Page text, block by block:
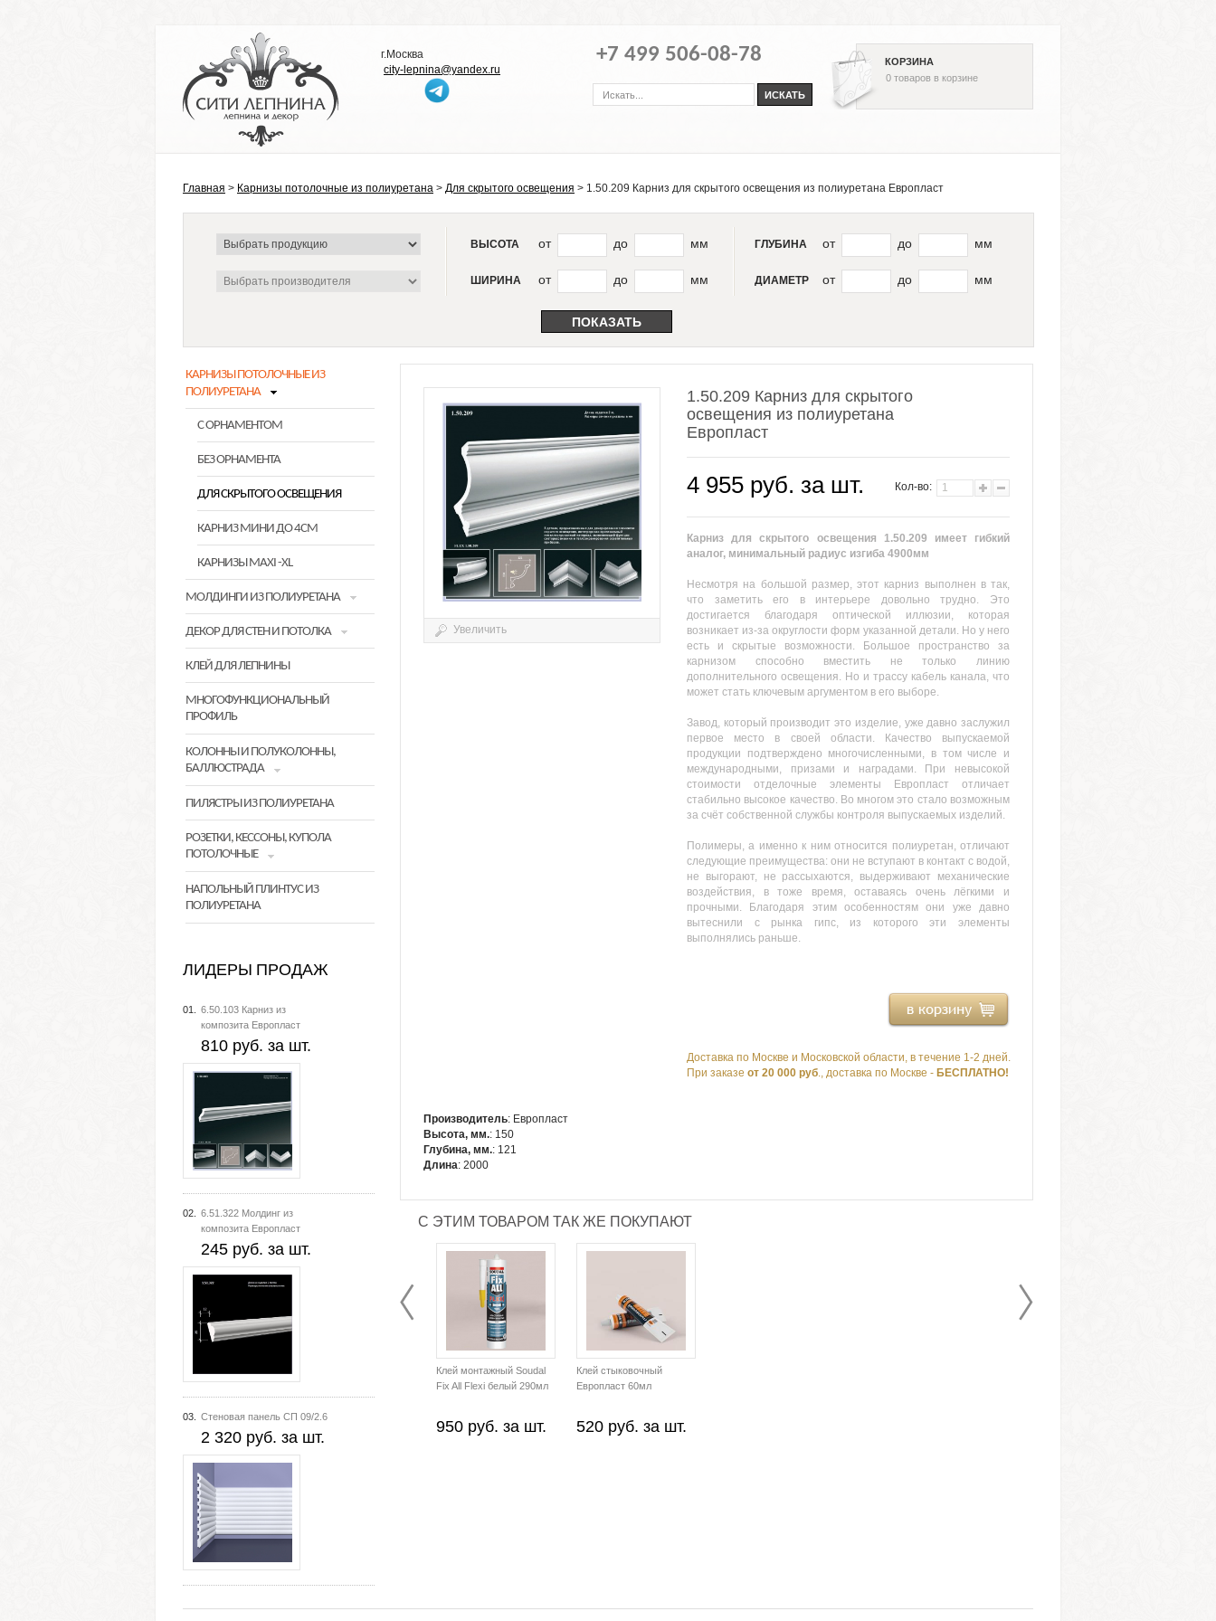
+7 499 506-08-78
КОРЗИНА
0 товаров в корзине
г.Москва
city-lepnina@yandex.ru
Главная > Карнизы потолочные из полиуретана > Для скрытого освещения > 1.50.209 Карниз для скрытого освещения из полиуретана Европласт
ВЫСОТА от до мм
ШИРИНА от до мм
ГЛУБИНА от до мм
ДИАМЕТР от до мм
КАРНИЗЫ ПОТОЛОЧНЫЕ ИЗ
ПОЛИУРЕТАНА
С ОРНАМЕНТОМ
БЕЗ ОРНАМЕНТА
ДЛЯ СКРЫТОГО ОСВЕЩЕНИЯ
КАРНИЗ МИНИ ДО 4СМ
КАРНИЗЫ MAXI -XL
МОЛДИНГИ ИЗ ПОЛИУРЕТАНА
ДЕКОР ДЛЯ СТЕН И ПОТОЛКА
КЛЕЙ ДЛЯ ЛЕПНИНЫ
МНОГОФУНКЦИОНАЛЬНЫЙ
ПРОФИЛЬ
КОЛОННЫ И ПОЛУКОЛОННЫ,
БАЛЛЮСТРАДА
ПИЛЯСТРЫ ИЗ ПОЛИУРЕТАНА
РОЗЕТКИ, КЕССОНЫ, КУПОЛА
ПОТОЛОЧНЫЕ
НАПОЛЬНЫЙ ПЛИНТУС ИЗ
ПОЛИУРЕТАНА
ЛИДЕРЫ ПРОДАЖ
01.
6.50.103 Карниз из
композита Европласт
810 руб. за шт.
02.
6.51.322 Молдинг из
композита Европласт
245 руб. за шт.
03. Стеновая панель СП 09/2.6
2 320 руб. за шт.
Увеличить
1.50.209 Карниз для скрытого
освещения из полиуретана
Европласт
Кол-во:
4 955 руб. за шт.
Карниз для скрытого освещения 1.50.209 имеет гибкий
аналог, минимальный радиус изгиба 4900мм
Несмотря на большой размер, этот карниз выполнен в так,
что заметить его в интерьере довольно трудно. Это
достигается благодаря оптической иллюзии, которая
возникает из-за округлости форм указанной детали. Но у него
есть и скрытые возможности. Большое пространство за
карнизом способно вместить не только линию
дополнительного освещения. Но и трассу кабель канала, что
может стать ключевым аргументом в его выборе.
Завод, который производит это изделие, уже давно заслужил
первое место в своей области. Качество выпускаемой
продукции подтверждено многочисленными, в том числе и
международными, призами и наградами. При невысокой
стоимости отделочные элементы Европласт отличает
стабильно высокое качество. Во многом это стало возможным
за счёт собственной службы контроля выпускаемых изделий.
Полимеры, а именно к ним относится полиуретан, отличают
следующие преимущества: они не вступают в контакт с водой,
не выгорают, не рассыхаются, выдерживают механические
воздействия, в тоже время, оставаясь очень лёгкими и
прочными. Благодаря этим особенностям они уже давно
вытеснили с рынка гипс, из которого эти элементы
выполнялись раньше.
Доставка по Москве и Московской области, в течение 1-2 дней.
При заказе от 20 000 руб., доставка по Москве - БЕСПЛАТНО!
Производитель: Европласт
Высота, мм.: 150
Глубина, мм.: 121
Длина: 2000
С ЭТИМ ТОВАРОМ ТАК ЖЕ ПОКУПАЮТ
Клей монтажный Soudal
Fix All Flexi белый 290мл
950 руб. за шт.
Клей стыковочный
Европласт 60мл
520 руб. за шт.